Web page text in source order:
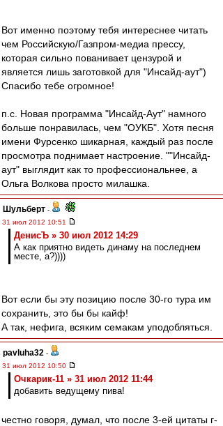
Вот именно поэтому тебя интереснее читать
чем Российскую/Газпром-медиа прессу,
которая сильно пованивает цензурой и
является лишь заготовкой для "Инсайд-аут")
Спасибо тебе огромное!
п.с. Новая программа "Инсайд-Аут" намного
больше понравилась, чем "ОУКБ". Хотя песня
имени Фурсенко шикарная, каждый раз после
просмотра поднимает настроение. ""Инсайд-
аут" выглядит как то профессиональнее, а
Ольга Волкова просто милашка.
Шульберт -
31 июл 2012 10:51
ДенисЪ » 30 июл 2012 14:29
А как приятно видеть динаму на последнем
месте, а?))))
Вот если бы эту позицию после 30-го тура им
сохранить, это бы бы кайф!
А так, нефига, всяким семакам уподобляться.
pavluha32 -
31 июл 2012 10:50
Очкарик-11 » 31 июл 2012 11:44
добавить ведущему пива!
честно говоря, думал, что после 3-ей цитаты г-